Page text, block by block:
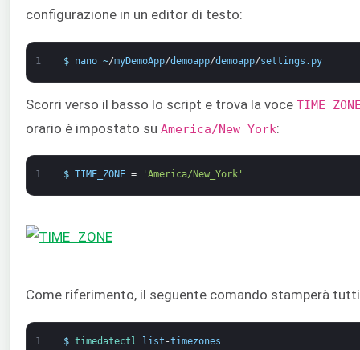
configurazione in un editor di testo:
1 $ nano ~/myDemoApp/demoapp/demoapp/settings . py
Scorri verso il basso lo script e trova la voce
orario è impostato su America/New_York:
1 $ TIME_ZONE = 'America/New_York'
Come riferimento, il seguente comando stamperà
1 $ timedatectl list -timezones